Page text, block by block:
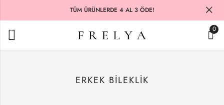
TÜM ÜRÜNLERDE 4 AL 3 ÖDE!
0
ERKEK BILEKLIK